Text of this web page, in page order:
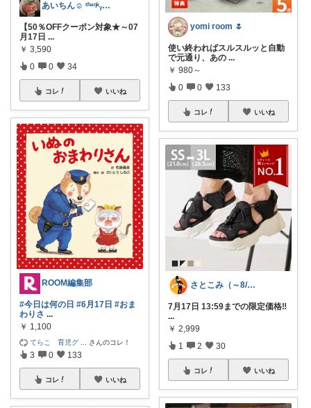
あいちん☺️ ᵗʱᵃᵑᵏᵧₒᵤওೄ ♬*
【50％OFFクーポン対象★～07
月17日 ...
￥ 3,590
0 0 34
コレ いいね
ROOM編集部
#今日は何の日 #6月17日 #おま
わりさ ...
￥ 1,100
てらこ 育児グ さんのコレ！
3 0 133
コレ いいね
yomi room 🌷
使い終わればスルスルッと自動
で元通り、あの ...
￥ 980～
0 0 133
コレ いいね
さとこみ（～8/4 感謝🙏）
7月17日 13:59までの限定価格‼️
...
￥ 2,999
1 2 30
コレ いいね